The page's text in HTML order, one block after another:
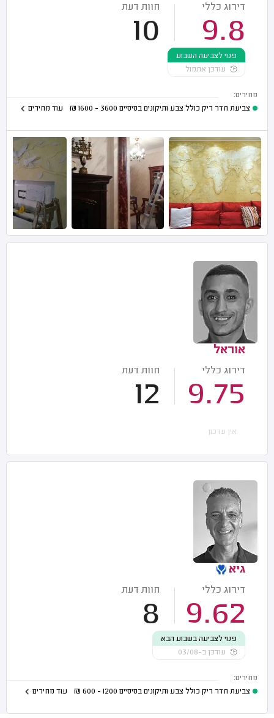
דירוג כללי
9.8
חוות דעת
10
פנוי לצביעה השבוע
עודכן אתמול
מחירים:
צביעת חדר ריק כולל צבע ותיקונים בסיסיים 3600 - 1600
₪ עוד מחירים
אוראל
דירוג כללי
9.75
חוות דעת
12
אין עדכון
גיא
דירוג כללי
9.62
חוות דעת
8
פנוי לצביעה בשבוע הבא
עודכן ב-03/08
מחירים:
צביעת חדר ריק כולל צבע ותיקונים בסיסיים 1200 - 600
₪ עוד מחירים